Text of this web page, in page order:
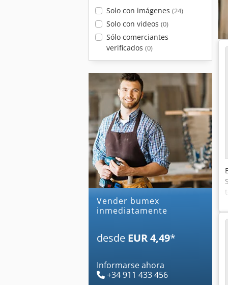
Solo con imágenes (24)
Solo con videos (0)
Sólo comerciantes
verificados (0)
Vender bumex
inmediatamente
desde EUR 4,49*
Informarse ahora
+34 911 433 456